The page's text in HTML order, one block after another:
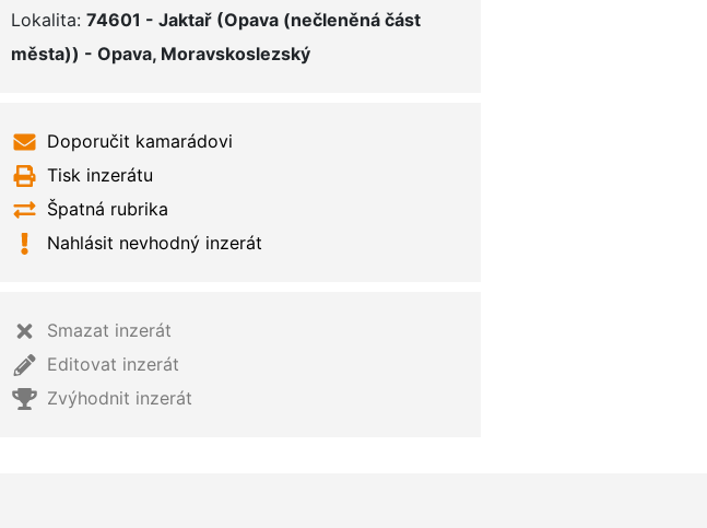
Lokalita: 74601 - Jaktař (Opava (nečleněná část
města)) - Opava, Moravskoslezský
Doporučit kamarádovi
Tisk inzerátu
Špatná rubrika
Nahlásit nevhodný inzerát
Smazat inzerát
Editovat inzerát
Zvýhodnit inzerát